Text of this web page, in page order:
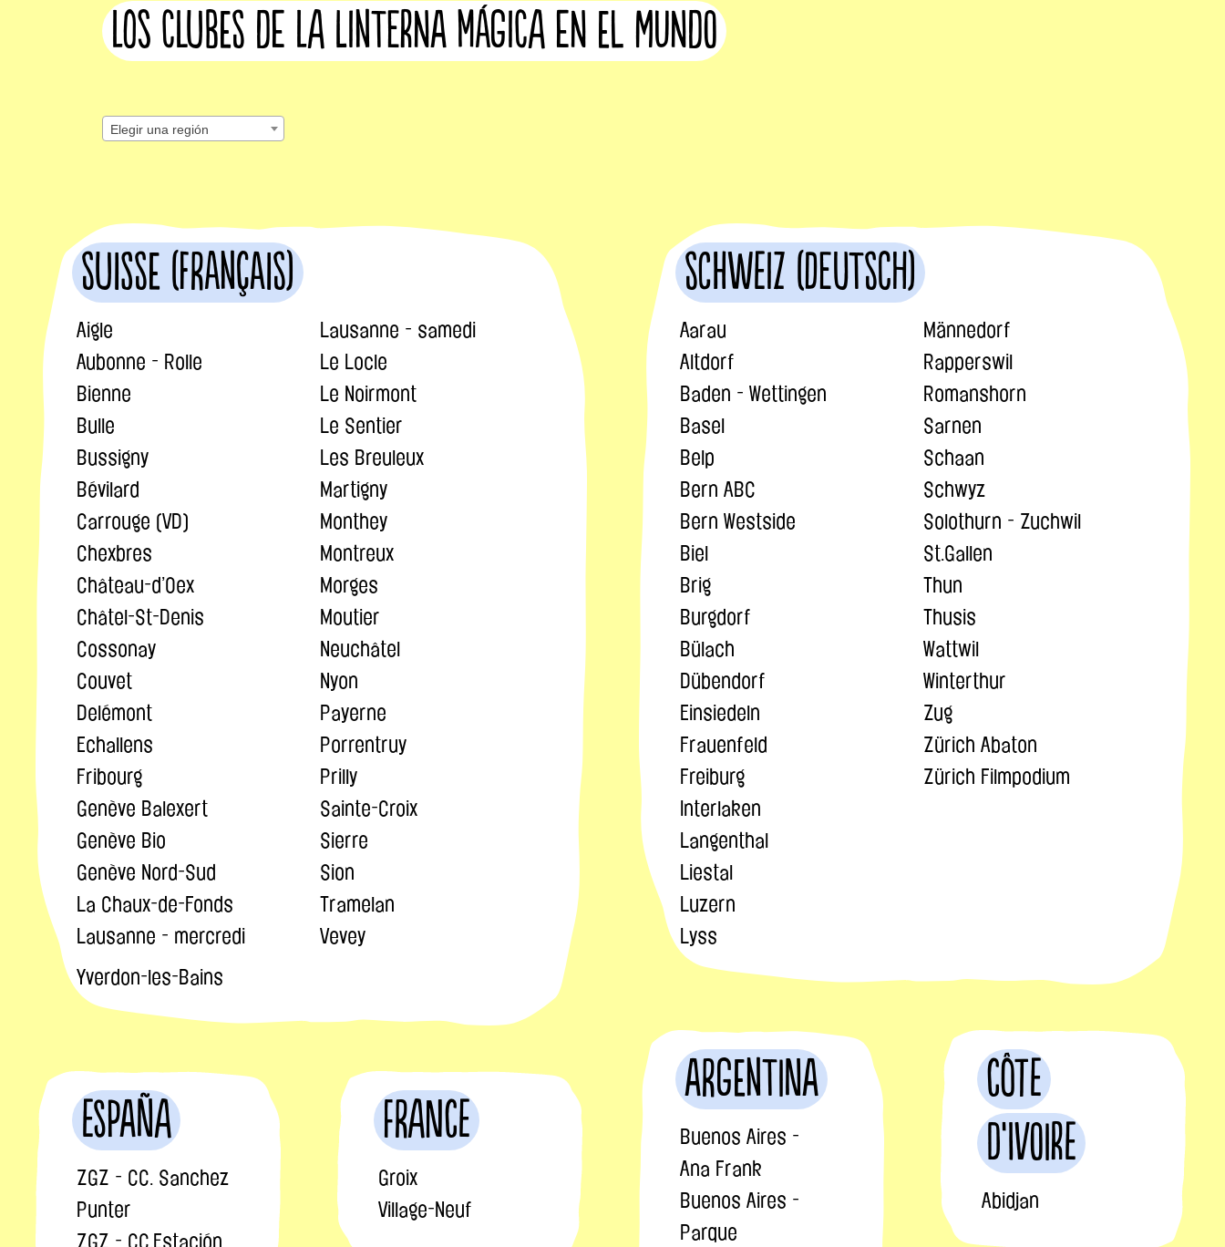
Los clubes de la linterna mágica en el mundo
Elegir una región
Suisse (français)
Aigle
Aubonne - Rolle
Bienne
Bulle
Bussigny
Bévilard
Carrouge (VD)
Chexbres
Château-d’Oex
Châtel-St-Denis
Cossonay
Couvet
Delémont
Echallens
Fribourg
Genève Balexert
Genève Bio
Genève Nord-Sud
La Chaux-de-Fonds
Lausanne - mercredi
Lausanne - samedi
Le Locle
Le Noirmont
Le Sentier
Les Breuleux
Martigny
Monthey
Montreux
Morges
Moutier
Neuchâtel
Nyon
Payerne
Porrentruy
Prilly
Sainte-Croix
Sierre
Sion
Tramelan
Vevey
Yverdon-les-Bains
Schweiz (Deutsch)
Aarau
Altdorf
Baden - Wettingen
Basel
Belp
Bern ABC
Bern Westside
Biel
Brig
Burgdorf
Bülach
Dübendorf
Einsiedeln
Frauenfeld
Freiburg
Interlaken
Langenthal
Liestal
Luzern
Lyss
Männedorf
Rapperswil
Romanshorn
Sarnen
Schaan
Schwyz
Solothurn - Zuchwil
St.Gallen
Thun
Thusis
Wattwil
Winterthur
Zug
Zürich Abaton
Zürich Filmpodium
Argentina
Buenos Aires -
Ana Frank
Buenos Aires -
Parque
Côte
d’Ivoire
Abidjan
España
ZGZ - CC. Sanchez
Punter
ZGZ - CC.Estación
France
Groix
Village-Neuf